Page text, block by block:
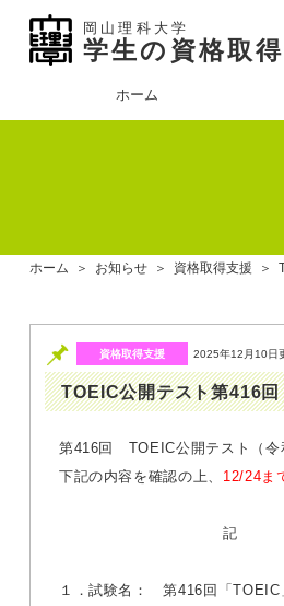
岡山理科大学
学生の資格取
ホーム
ホーム ＞ お知らせ ＞ 資格取得支援 ＞
資格取得支援 2025年12月10日
TOEIC公開テスト第416
第416回 TOEIC公開テスト（令
下記の内容を確認の上、 12/24ま
記
１．試験名： 第416回「TOEIC